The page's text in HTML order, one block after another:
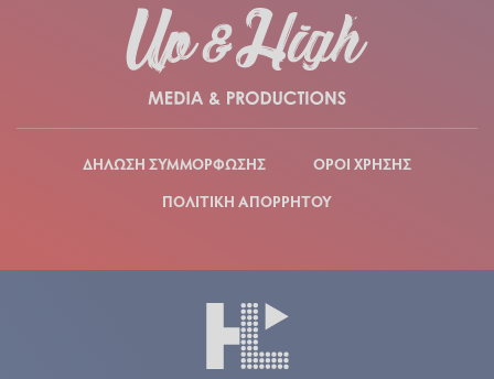
ΔΗΛΩΣΗ ΣΥΜΜΟΡΦΩΣΗΣ
ΟΡΟΙ ΧΡΗΣΗΣ
ΠΟΛΙΤΙΚΗ ΑΠΟΡΡΗΤΟΥ